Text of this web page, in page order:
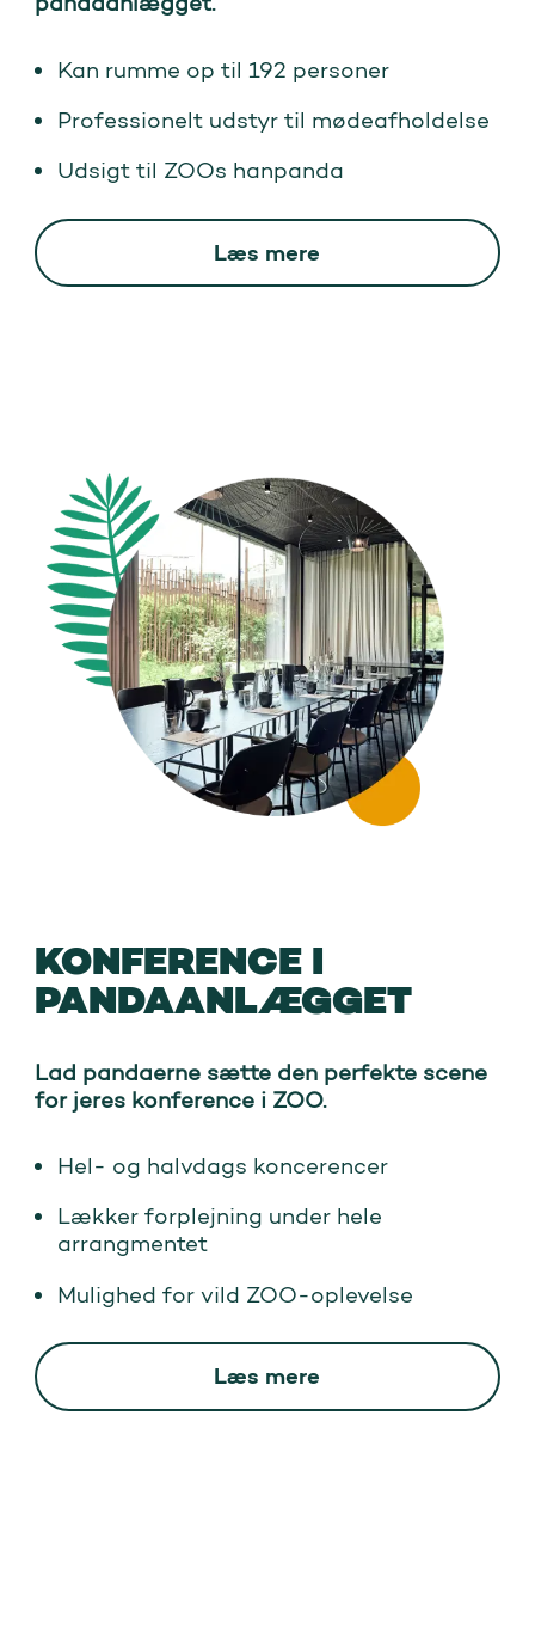
Kan rumme op til 192 personer
Professionelt udstyr til mødeafholdelse
Udsigt til ZOOs hanpanda
Læs mere
KONFERENCE I
PANDAANLÆGGET
Lad pandaerne sætte den perfekte scene
for jeres konference i ZOO.
Hel- og halvdags koncerencer
Lækker forplejning under hele
arrangmentet
Mulighed for vild ZOO-oplevelse
Læs mere